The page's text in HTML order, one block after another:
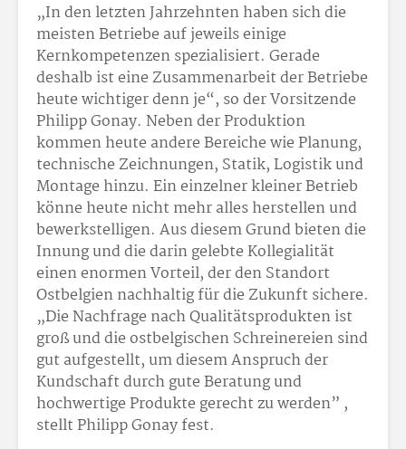
„In den letzten Jahrzehnten haben sich die
meisten Betriebe auf jeweils einige
Kernkompetenzen spezialisiert. Gerade
deshalb ist eine Zusammenarbeit der Betriebe
heute wichtiger denn je“, so der Vorsitzende
Philipp Gonay. Neben der Produktion
kommen heute andere Bereiche wie Planung,
technische Zeichnungen, Statik, Logistik und
Montage hinzu. Ein einzelner kleiner Betrieb
könne heute nicht mehr alles herstellen und
bewerkstelligen. Aus diesem Grund bieten die
Innung und die darin gelebte Kollegialität
einen enormen Vorteil, der den Standort
Ostbelgien nachhaltig für die Zukunft sichere.
„Die Nachfrage nach Qualitätsprodukten ist
groß und die ostbelgischen Schreinereien sind
gut aufgestellt, um diesem Anspruch der
Kundschaft durch gute Beratung und
hochwertige Produkte gerecht zu werden” ,
stellt Philipp Gonay fest.